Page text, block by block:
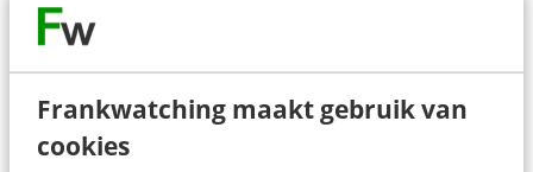
Frankwatching maakt gebruik van
cookies
Toch is dit hét moment om de regie terug te pakken,
niet op alles, maar op wat echt impact maakt: je
en conversie.